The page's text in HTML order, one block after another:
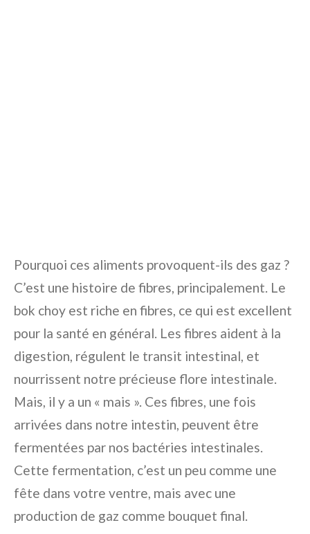
Pourquoi ces aliments provoquent-ils des gaz ?
C’est une histoire de fibres, principalement. Le
bok choy est riche en fibres, ce qui est excellent
pour la santé en général. Les fibres aident à la
digestion, régulent le transit intestinal, et
nourrissent notre précieuse flore intestinale.
Mais, il y a un « mais ». Ces fibres, une fois
arrivées dans notre intestin, peuvent être
fermentées par nos bactéries intestinales.
Cette fermentation, c’est un peu comme une
fête dans votre ventre, mais avec une
production de gaz comme bouquet final.